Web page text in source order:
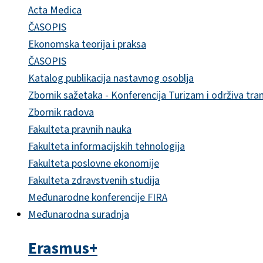
Acta Medica
ČASOPIS
Ekonomska teorija i praksa
ČASOPIS
Katalog publikacija nastavnog osoblja
Zbornik sažetaka - Konferencija Turizam i održiva
Zbornik radova
Fakulteta pravnih nauka
Fakulteta informacijskih tehnologija
Fakulteta poslovne ekonomije
Fakulteta zdravstvenih studija
Međunarodne konferencije FIRA
Međunarodna suradnja
Erasmus+